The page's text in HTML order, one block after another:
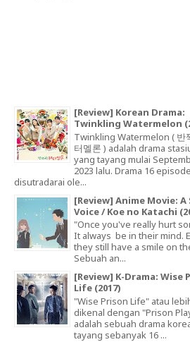
[Review] Korean Drama:
Twinkling Watermelon
Twinkling Watermelon ( 반
터멜론 ) adalah drama
yang tayang mulai
2023 lalu. Drama 16
disutradarai ole...
[Review] Anime Movie:
Voice / Koe no Katachi
"Once you've really hurt
It always be in their mind.
they still have a smile on
Sebuah an...
[Review] K-Drama: Wise
Life (2017)
"Wise Prison Life" atau
dikenal dengan "Prison
adalah sebuah drama
tayang sebanyak 16 ...